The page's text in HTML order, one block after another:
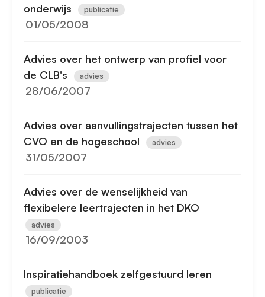
onderwijs
publicatie
01/05/2008
Advies over het ontwerp van profiel voor
de CLB's
advies
28/06/2007
Advies over aanvullingstrajecten tussen het
CVO en de hogeschool
advies
31/05/2007
Advies over de wenselijkheid van
flexibelere leertrajecten in het DKO
advies
16/09/2003
Inspiratiehandboek zelfgestuurd leren
publicatie